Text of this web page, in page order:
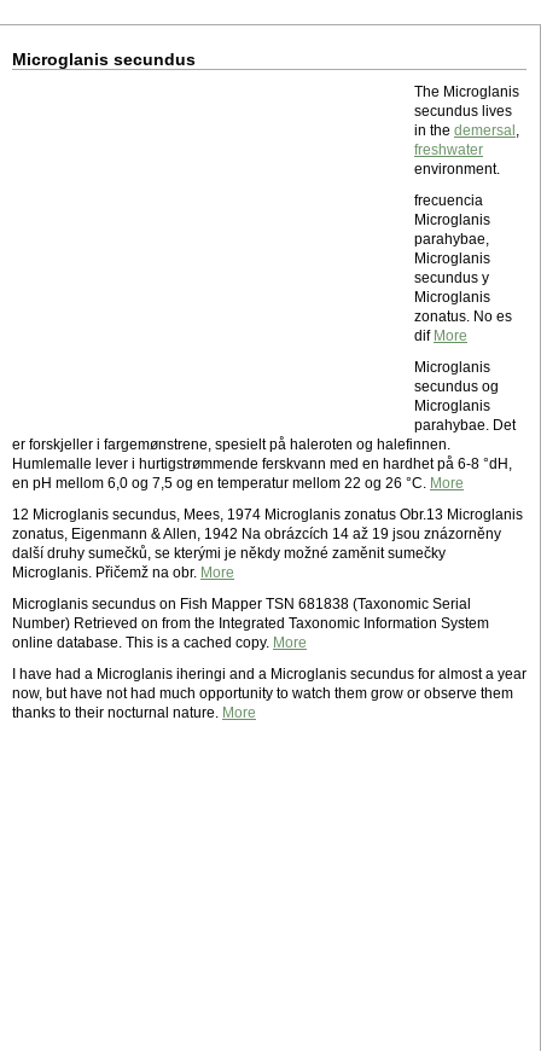
Microglanis secundus
The Microglanis
secundus lives
in the demersal ,
freshwater
environment.
frecuencia
Microglanis
parahybae,
Microglanis
secundus y
Microglanis
zonatus. No es
dif More
Microglanis
secundus og
Microglanis
parahybae. Det
er forskjeller i fargemønstrene, spesielt på haleroten og halefinnen.
Humlemalle lever i hurtigstrømmende ferskvann med en hardhet på 6-8 °dH,
en pH mellom 6,0 og 7,5 og en temperatur mellom 22 og 26 °C. More
12 Microglanis secundus, Mees, 1974 Microglanis zonatus Obr.13 Microglanis
zonatus, Eigenmann & Allen, 1942 Na obrázcích 14 až 19 jsou znázorněny
další druhy sumečků, se kterými je někdy možné zaměnit sumečky
Microglanis. Přičemž na obr. More
Microglanis secundus on Fish Mapper TSN 681838 (Taxonomic Serial
Number) Retrieved on from the Integrated Taxonomic Information System
online database. This is a cached copy. More
I have had a Microglanis iheringi and a Microglanis secundus for almost a year
now, but have not had much opportunity to watch them grow or observe them
thanks to their nocturnal nature. More